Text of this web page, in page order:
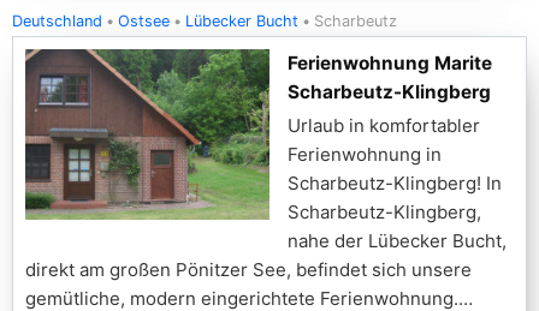
Deutschland Ostsee Lübecker Bucht Scharbeutz
Ferienwohnung Marite
Scharbeutz-Klingberg
Urlaub in komfortabler
Ferienwohnung in
Scharbeutz-Klingberg! In
Scharbeutz-Klingberg,
nahe der Lübecker Bucht,
direkt am großen Pönitzer See, befindet sich unsere
gemütliche, modern eingerichtete Ferienwohnung.